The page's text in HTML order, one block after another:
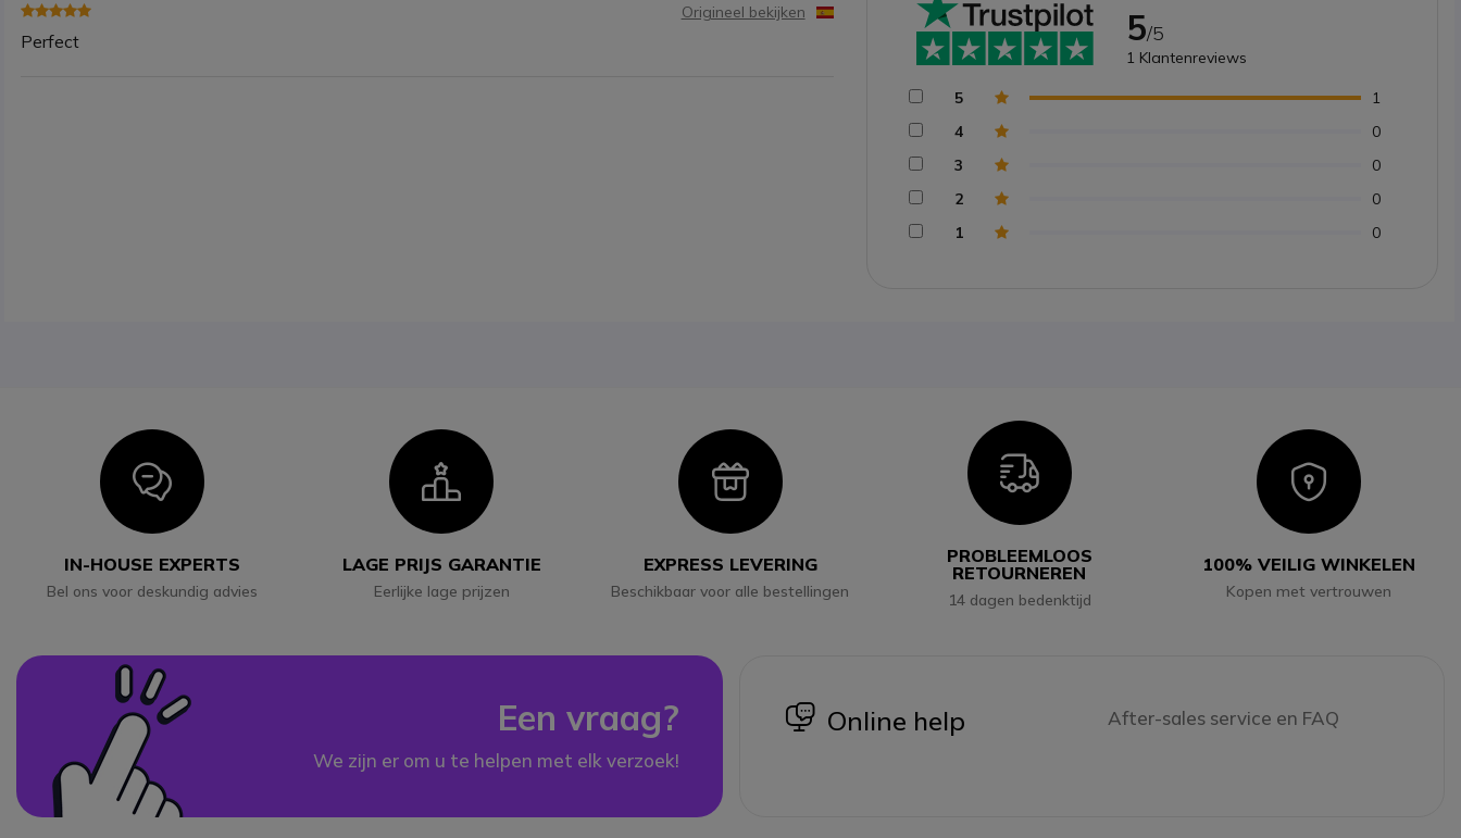
Perfect
Origineel bekijken 5/5
1 Klantenreviews
5
1
4
0
3
0
2
0
1
0
Icon
IN-HOUSE EXPERTS
Bel ons voor deskundig advies
Icon
LAGE PRIJS GARANTIE
Eerlijke lage prijzen
Icon
EXPRESS LEVERING
Beschikbaar voor alle bestellingen
Icon
PROBLEEMLOOS
RETOURNEREN
14 dagen bedenktijd
Icon
100% VEILIG WINKELEN
Kopen met vertrouwen
Een vraag?
We zijn er om u te helpen met elk verzoek!
icon
Online help After-sales service en FAQ